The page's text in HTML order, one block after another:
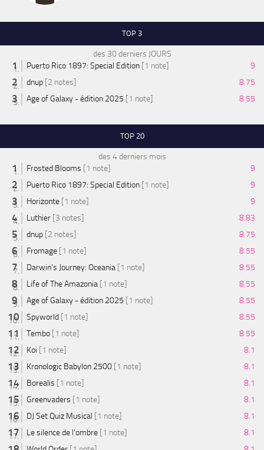
TOP 3
des 30 derniers JOURS
Puerto Rico 1897: Special Edition [1 note]
9
dnup [2 notes]
8.75
Age of Galaxy - édition 2025 [1 note] 8.55
TOP 20
des 4 derniers mois
Frosted Blooms [1 note]
9
Puerto Rico 1897: Special Edition [1 note]
9
Horizonte [1 note]
9
Luthier [3 notes]
8.83
dnup [2 notes]
8.75
Fromage [1 note]
8.55
Darwin's Journey: Oceania [1 note]
8.55
Life of The Amazonia [1 note]
8.55
Age of Galaxy - édition 2025 [1 note]
8.55
Spyworld [1 note]
8.55
Tembo [1 note]
8.55
Koi [1 note]
8.1
Kronologic Babylon 2500 [1 note]
8.1
Borealis [1 note]
8.1
Greenvaders [1 note]
8.1
DJ Set Quiz Musical [1 note]
8.1
Le silence de l'ombre [1 note]
8.1